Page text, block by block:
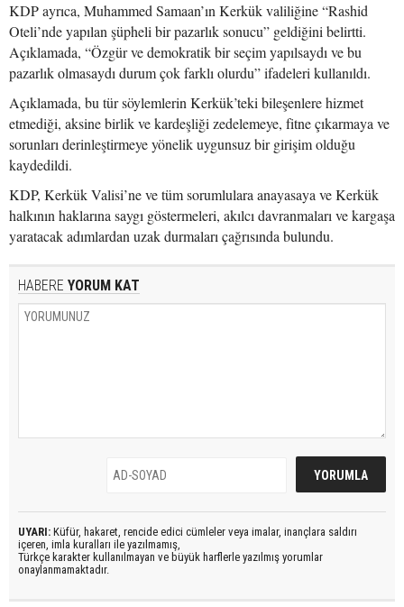
KDP ayrıca, Muhammed Samaan’ın Kerkük valiliğine “Rashid
Oteli’nde yapılan şüpheli bir pazarlık sonucu” geldiğini belirtti.
Açıklamada, “Özgür ve demokratik bir seçim yapılsaydı ve bu
pazarlık olmasaydı durum çok farklı olurdu” ifadeleri kullanıldı.
Açıklamada, bu tür söylemlerin Kerkük’teki bileşenlere hizmet
etmediği, aksine birlik ve kardeşliği zedelemeye, fitne çıkarmaya ve
sorunları derinleştirmeye yönelik uygunsuz bir girişim olduğu
kaydedildi.
KDP, Kerkük Valisi’ne ve tüm sorumlulara anayasaya ve Kerkük
halkının haklarına saygı göstermeleri, akılcı davranmaları ve kargaşa
yaratacak adımlardan uzak durmaları çağrısında bulundu.
HABERE YORUM KAT
UYARI: Küfür, hakaret, rencide edici cümleler veya imalar, inançlara saldırı
içeren, imla kuralları ile yazılmamış,
Türkçe karakter kullanılmayan ve büyük harflerle yazılmış yorumlar
onaylanmamaktadır.